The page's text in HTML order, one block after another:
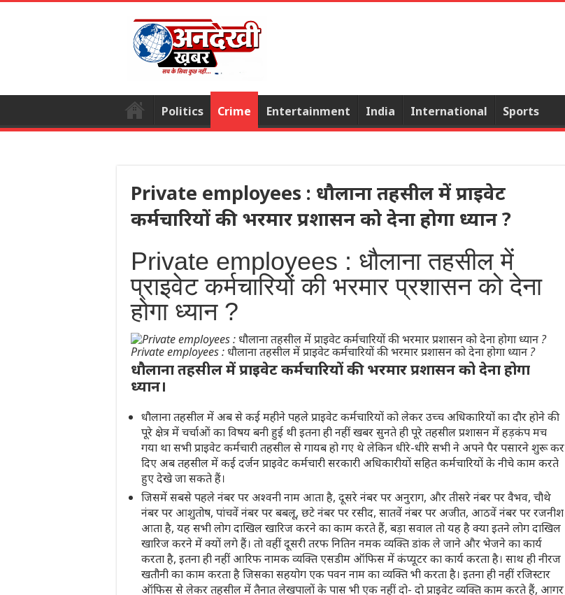
Politics Crime Entertainment India International Sports
Private employees : धौलाना तहसील में प्राइवेट
कर्मचारियों की भरमार प्रशासन को देना होगा ध्यान ?
Private employees : धौलाना तहसील में
प्राइवेट कर्मचारियों की भरमार प्रशासन को देना
होगा ध्यान ?
Private employees : धौलाना तहसील में प्राइवेट कर्मचारियों की भरमार प्रशासन को देना होगा ध्यान ?
धौलाना तहसील में प्राइवेट कर्मचारियों की भरमार प्रशासन को देना होगा
ध्यान।
धौलाना तहसील में अब से कई महीने पहले प्राइवेट कर्मचारियों को लेकर उच्च अधिकारियों का दौर होने की
पूरे क्षेत्र में चर्चाओं का विषय बनी हुई थी इतना ही नहीं खबर सुनते ही पूरे तहसील प्रशासन में हड़कंप मच
गया था सभी प्राइवेट कर्मचारी तहसील से गायब हो गए थे लेकिन धीरे-धीरे सभी ने अपने पैर पसारने शुरू कर
दिए अब तहसील में कई दर्जन प्राइवेट कर्मचारी सरकारी अधिकारीयों सहित कर्मचारियों के नीचे काम करते
हुए देखे जा सकते हैं।
जिसमें सबसे पहले नंबर पर अश्वनी नाम आता है, दूसरे नंबर पर अनुराग, और तीसरे नंबर पर वैभव, चौथे
नंबर पर आशुतोष, पांचवें नंबर पर बबलू, छटे नंबर पर रसीद, सातवें नंबर पर अजीत, आठवें नंबर पर रजनीश
आता है, यह सभी लोग दाखिल खारिज करने का काम करते हैं, बड़ा सवाल तो यह है क्या इतने लोग दाखिल
खारिज करने में क्यों लगे हैं। तो वहीं दूसरी तरफ नितिन नमक व्यक्ति डांक ले जाने और भेजने का कार्य
करता है, इतना ही नहीं आरिफ नामक व्यक्ति एसडीम ऑफिस में कंप्यूटर का कार्य करता है। साथ ही नीरज
खतौनी का काम करता है जिसका सहयोग एक पवन नाम का व्यक्ति भी करता है। इतना ही नहीं रजिस्टार
ऑफिस से लेकर तहसील में तैनात लेखपालों के पास भी एक नहीं दो- दो प्राइवेट व्यक्ति काम करते हैं, आगर